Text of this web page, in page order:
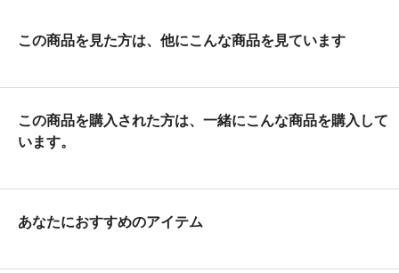
この商品を見た方は、他にこんな商品を見ています
この商品を購入された方は、一緒にこんな商品を購入して
います。
あなたにおすすめのアイテム